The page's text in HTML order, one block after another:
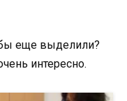
еще выделили?
интересно.